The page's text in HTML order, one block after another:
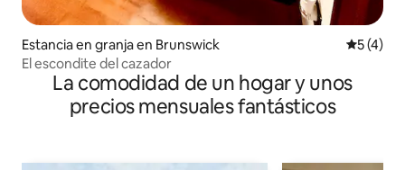
Estancia en granja en Brunswick
5 (4)
El escondite del cazador
La comodidad de un hogar y unos
precios mensuales fantásticos